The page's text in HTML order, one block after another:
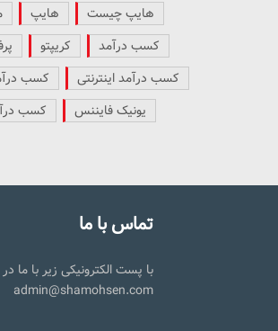
هایپ
هایپ چیست
کریپتو
کسب درآمد
کسب
کسب درآمد اینترنتی
کسب
یونیک فایننس
تماس با ما
با پست الکترونیکی زیر با ما
admin@shamohsen.com